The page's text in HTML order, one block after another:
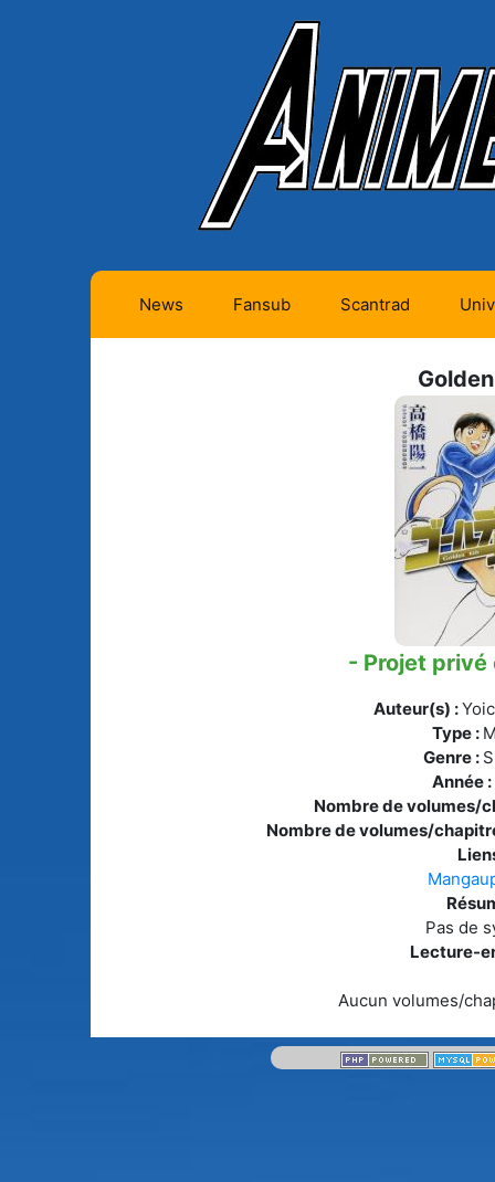
News Fansub
Tous les animes (604)
Scantrad
Mangas en cours
(Privés) (4)
Mangas en cours
(Publics) (11)
Mangas terminés
(Privés) (132)
Mangas terminés
Mangas en pause
Mangas licenciés
Mangas
Tous les mangas
- Projet
Auteur(s) :
Type :
Genre :
Année :
Nombre de volumes/
Nombre de volumes/
Pas de
Lecture-
Aucun volumes/